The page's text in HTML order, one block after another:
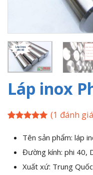
Láp inox
dựa trên
đánh giá
(1 đánh
Tên sản phẩm: láp
Đường kính: phi 40,
Xuất xứ: Trung